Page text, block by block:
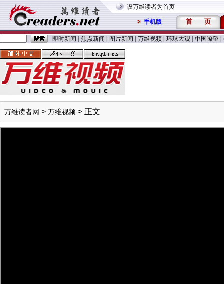
设万维读者为首页
手机版 首 页
即时新闻 焦点新闻 图片新闻 万维视频 环球大观 中国嘹望
万维读者网 > 万维视频 > 正文